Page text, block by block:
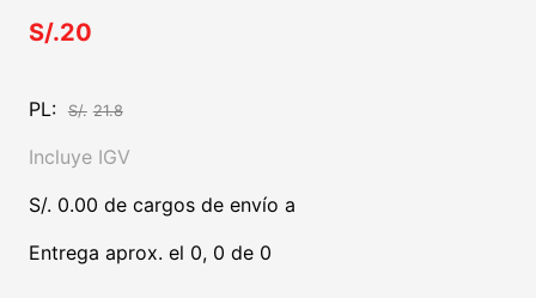
S/.20
PL: S/. 21.8
Incluye IGV
S/. 0.00 de cargos de envío a
Entrega aprox. el 0, 0 de 0